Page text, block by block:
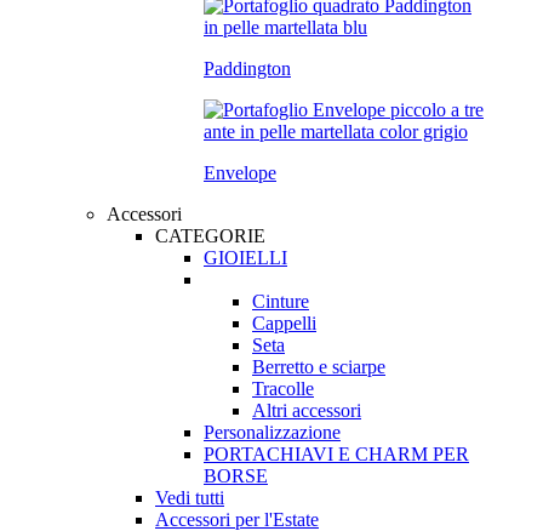
Paddington
Envelope
Accessori
CATEGORIE
GIOIELLI
Cinture
Cappelli
Seta
Berretto e sciarpe
Tracolle
Altri accessori
Personalizzazione
PORTACHIAVI E CHARM PER
BORSE
Vedi tutti
Accessori per l'Estate